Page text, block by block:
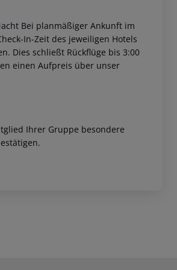
Bei planmäßiger Ankunft im
In-Zeit des jeweiligen Hotels
Dies schließt Rückflüge bis 3:00
einen Aufpreis über unser
Ihrer Gruppe besondere